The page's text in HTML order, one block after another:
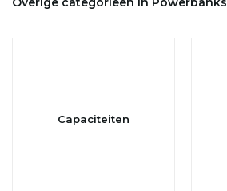
Capaciteiten